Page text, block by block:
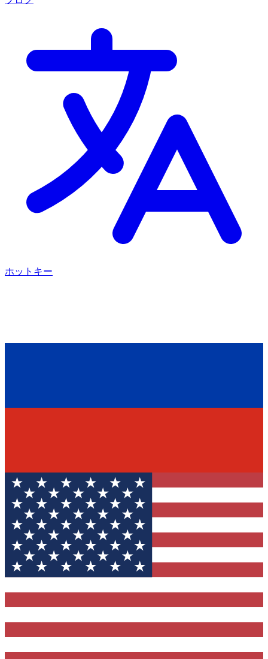
ホットキー